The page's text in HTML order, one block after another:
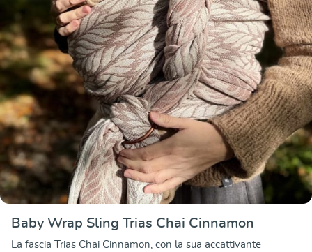
Baby Wrap Sling Trias Chai Cinnamon
La fascia Trias Chai Cinnamon, con la sua accattivante